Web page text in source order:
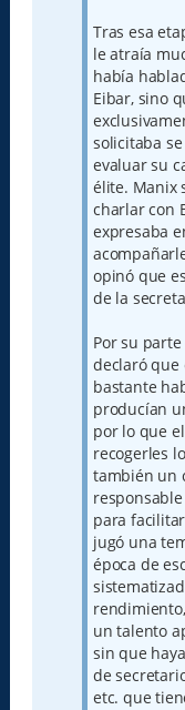
Tras esa
le atraía
había
Eibar, sino
solicitaba
evaluar su
élite. Manix
charlar con
expresaba
opinó que
de la
Por su parte
declaró que
bastante
producían
por lo que
recogerles
también un
para
jugó una
época de
un talento
sin que
de
etc. que